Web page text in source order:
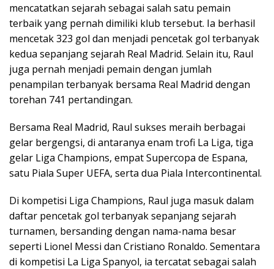
mencatatkan sejarah sebagai salah satu pemain
terbaik yang pernah dimiliki klub tersebut. Ia berhasil
mencetak 323 gol dan menjadi pencetak gol terbanyak
kedua sepanjang sejarah Real Madrid. Selain itu, Raul
juga pernah menjadi pemain dengan jumlah
penampilan terbanyak bersama Real Madrid dengan
torehan 741 pertandingan.
Bersama Real Madrid, Raul sukses meraih berbagai
gelar bergengsi, di antaranya enam trofi La Liga, tiga
gelar Liga Champions, empat Supercopa de Espana,
satu Piala Super UEFA, serta dua Piala Intercontinental.
Di kompetisi Liga Champions, Raul juga masuk dalam
daftar pencetak gol terbanyak sepanjang sejarah
turnamen, bersanding dengan nama-nama besar
seperti Lionel Messi dan Cristiano Ronaldo. Sementara
di kompetisi La Liga Spanyol, ia tercatat sebagai salah